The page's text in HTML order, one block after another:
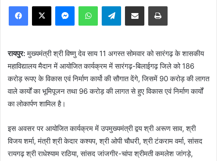
Facebook
X MessengerWhatsAppTelegramShare via Email Print
रायपुर:मुख्यमंत्री श्री विष्णु देव साय 11 अगस्त सोमवार को सारंगढ़ के शासकीय
महाविद्यालय मैदान में आयोजित कार्यक्रम में सारंगढ़-बिलाईगढ़ जिले को 186
करोड़ रूपए के विकास एवं निर्माण कार्यो की सौगात देंगे, जिसमें 90 करोड़ की लागत
वाले कार्यों का भूमिपूजन तथा 96 करोड़ की लागत से हुए विकास एवं निर्माण कार्यों
का लोकार्पण शामिल है।
इस अवसर पर आयोजित कार्यक्रम में उपमुख्यमंत्री द्वय श्री अरूण साव, श्री
विजय शर्मा, मंत्री श्री केदार कश्यप, श्री ओपी चौधरी, श्री टंकराम वर्मा, सांसद
रायगढ़ श्री राधेश्याम राठिया, सांसद जांजगीर-चांपा श्रीमती कमलेश जांगड़े,